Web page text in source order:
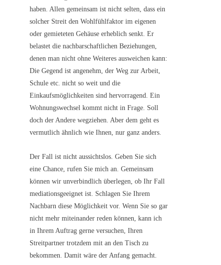
haben. Allen gemeinsam ist nicht selten, dass ein
solcher Streit den Wohlfühlfaktor im eigenen
oder gemieteten Gehäuse erheblich senkt. Er
belastet die nachbarschaftlichen Beziehungen,
denen man nicht ohne Weiteres ausweichen kann:
Die Gegend ist angenehm, der Weg zur Arbeit,
Schule etc. nicht so weit und die
Einkaufsmöglichkeiten sind hervorragend. Ein
Wohnungswechsel kommt nicht in Frage. Soll
doch der Andere wegziehen. Aber dem geht es
vermutlich ähnlich wie Ihnen, nur ganz anders.
Der Fall ist nicht aussichtslos. Geben Sie sich
eine Chance, rufen Sie mich an. Gemeinsam
können wir unverbindlich überlegen, ob Ihr Fall
mediationsgeeignet ist. Schlagen Sie Ihrem
Nachbarn diese Möglichkeit vor. Wenn Sie so gar
nicht mehr miteinander reden können, kann ich
in Ihrem Auftrag gerne versuchen, Ihren
Streitpartner trotzdem mit an den Tisch zu
bekommen. Damit wäre der Anfang gemacht.